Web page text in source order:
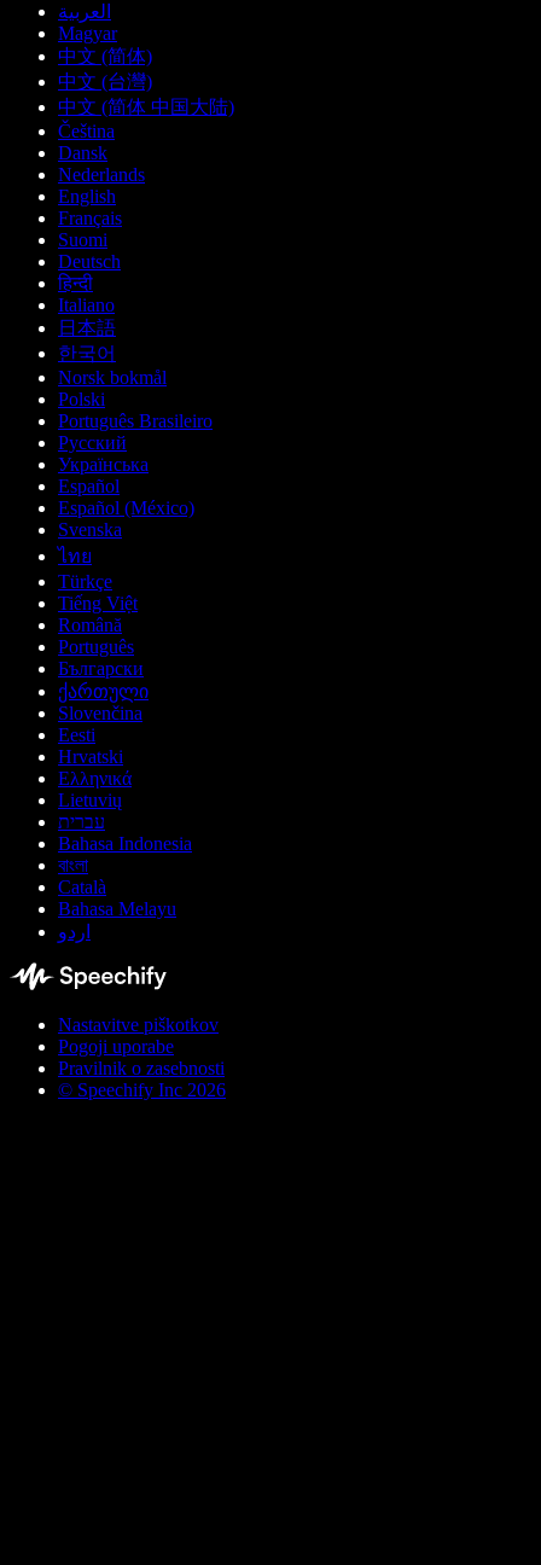
العربية
Magyar
中文 (简体)
中文 (台灣)
中文 (简体 中国大陆)
Čeština
Dansk
Nederlands
English
Français
Suomi
Deutsch
हिन्दी
Italiano
日本語
한국어
Norsk bokmål
Polski
Português Brasileiro
Русский
Українська
Español
Español (México)
Svenska
ไทย
Türkçe
Tiếng Việt
Română
Português
Български
ქართული
Slovenčina
Eesti
Hrvatski
Ελληνικά
Lietuvių
עברית
Bahasa Indonesia
বাংলা
Català
Bahasa Melayu
اردو
Nastavitve piškotkov
Pogoji uporabe
Pravilnik o zasebnosti
© Speechify Inc 2026